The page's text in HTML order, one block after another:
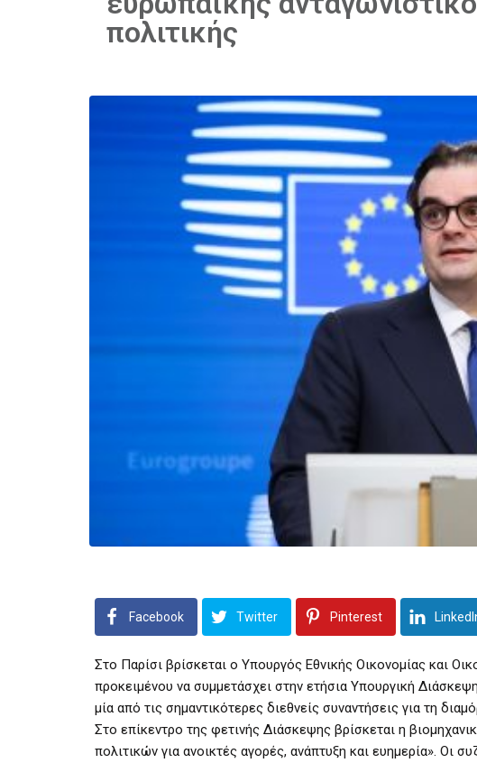
πολιτικής
Facebook Twitter Pinterest
Στο Παρίσι βρίσκεται ο Υπουργός Εθνικής Οικονομίας και
προκειμένου να συμμετάσχει στην ετήσια Υπουργική
μία από τις σημαντικότερες διεθνείς συναντήσεις για τη
Στο επίκεντρο της φετινής Διάσκεψης βρίσκεται η
πολιτικών για ανοικτές αγορές, ανάπτυξη και ευημερία». Οι